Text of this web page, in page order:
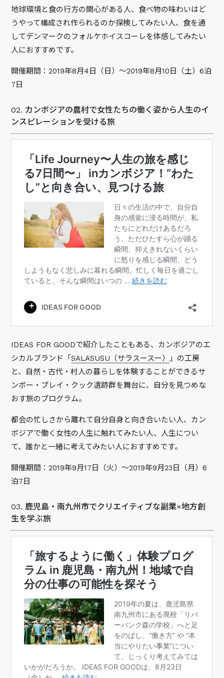
地球環境と食の行方の関心がある人、食べ物の味わいはど
うやって構成され作られるのか探検してみたい人、食を通
してデンマークのフォルケホイスコーレを体感してみたい
人におすすめです。
開催期間：2019年8月4日（日）～2019年8月10日（土）6泊
7日
02. カンボジアの農村で女性たちの働く姿から人生のイ
ンスピレーションを受ける旅
IDEAS FOR GOODで紹介したこともある、カンボジアのエ
シカルブランド「SALASUSU（サラスースー）
」の工房
と、自然・古代・村人の暮らしを体験することができるサ
ンボー・プレイ・クック遺跡群を舞台に、自分を見つめな
おす旅のプログラム。
都会の忙しさから離れて自分自身と向き合いたい人、カン
ボジアで働く女性の人生に触れてみたい人、人生につい
て、誰かと一緒に考えてみたい人におすすめです。
開催期間：2019年9月17日（火）～2019年9月23日（月）6
泊7日
03. 鹿児島・南九州市でクリエイティブな副業×地方創
生を学ぶ旅